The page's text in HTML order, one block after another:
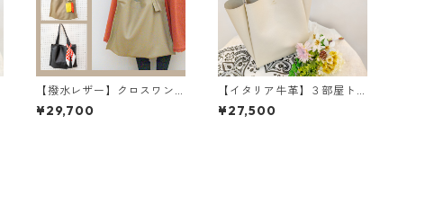
【撥水レザー】クロスワン
ハンドルバッグ＜2色展開
＞ M6041
¥29,700
【イタリア牛革】３部屋ト
ートバッグ〈5色展開〉 イ
タリアンレザー 本革 カ
¥27,500